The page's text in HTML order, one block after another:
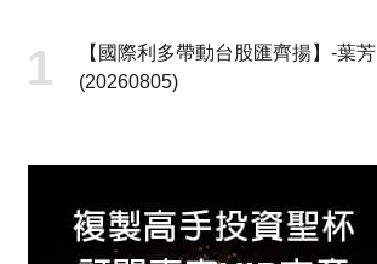
【國際利多帶動台股匯齊揚】-葉芳
(20260805)